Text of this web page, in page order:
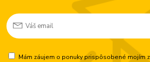
Mám záujem o ponuky prispôsobené mojím